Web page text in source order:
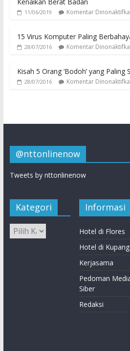
11/06/2019 Komentar
15 Virus Komputer Paling
28/07/2016 Komentar
Kisah 5 Orang ‘Bodoh’ yang Paling
28/07/2016 Komentar
@nttonlinenow
Tweets by nttonlinenow
Kategori Informasi
Hotel di Flores
Hotel di Kupang
Kerjasama
Pedoman
Siber
Redaksi